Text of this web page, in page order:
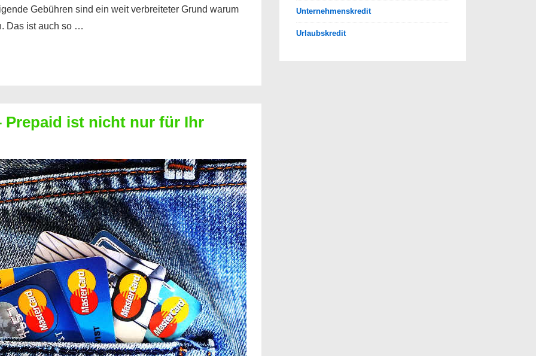
Gebühren sind ein weit verbreiteter Grund warum
Das ist auch so …
Prepaid ist nicht nur für Ihr
Unternehmenskredit
Urlaubskredit